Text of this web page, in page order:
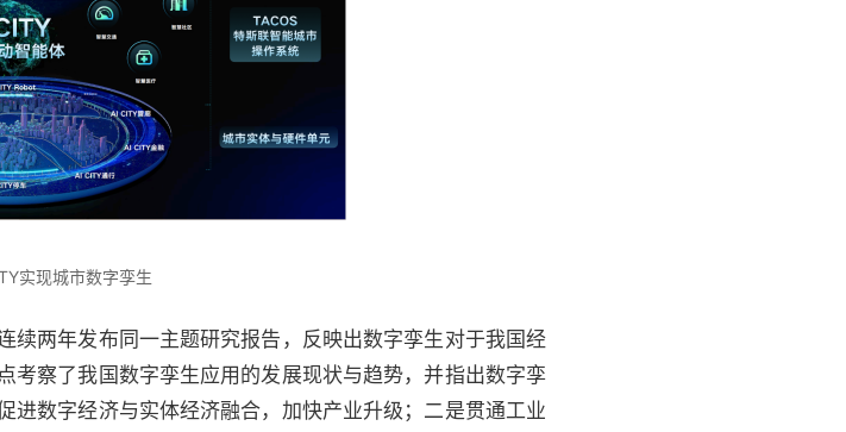
实现城市数字孪生
续两年发布同一主题研究报告，反映出数字孪生对于我国经
考察了我国数字孪生应用的发展现状与趋势，并指出数字孪
数字经济与实体经济融合，加快产业升级；二是贯通工业